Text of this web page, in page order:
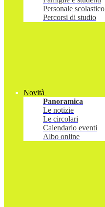
Personale scolastico
Percorsi di studio
Novità
Panoramica
Le notizie
Le circolari
Calendario eventi
Albo online